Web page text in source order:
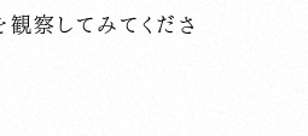
察してみてくださ